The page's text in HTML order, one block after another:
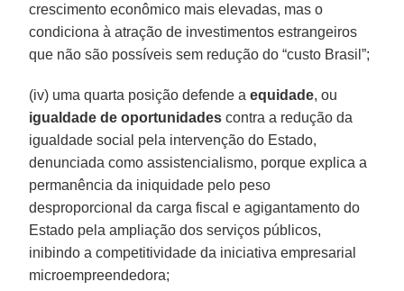
crescimento econômico mais elevadas, mas o
condiciona à atração de investimentos estrangeiros
que não são possíveis sem redução do “custo Brasil”;
(iv) uma quarta posição defende aequidade, ou
igualdade de oportunidades contra a redução da
igualdade social pela intervenção do Estado,
denunciada como assistencialismo, porque explica a
permanência da iniquidade pelo peso
desproporcional da carga fiscal e agigantamento do
Estado pela ampliação dos serviços públicos,
inibindo a competitividade da iniciativa empresarial
microempreendedora;